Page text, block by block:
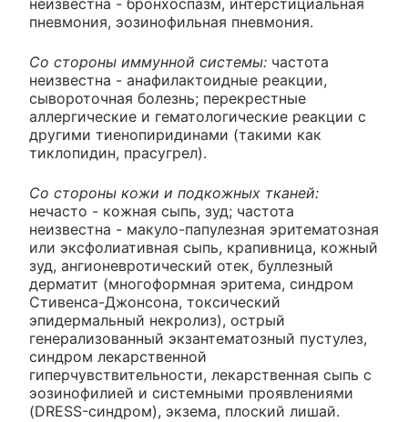
неизвестна - бронхоспазм, интерстициальная
пневмония, эозинофильная пневмония.
Со стороны иммунной системы: частота
неизвестна - анафилактоидные реакции,
сывороточная болезнь; перекрестные
аллергические и гематологические реакции с
другими тиенопиридинами (такими как
тиклопидин, прасугрел).
Со стороны кожи и подкожных тканей:
нечасто - кожная сыпь, зуд; частота
неизвестна - макуло-папулезная эритематозная
или эксфолиативная сыпь, крапивница, кожный
зуд, ангионевротический отек, буллезный
дерматит (многоформная эритема, синдром
Стивенса-Джонсона, токсический
эпидермальный некролиз), острый
генерализованный экзантематозный пустулез,
синдром лекарственной
гиперчувствительности, лекарственная сыпь с
эозинофилией и системными проявлениями
(DRESS-синдром), экзема, плоский лишай.